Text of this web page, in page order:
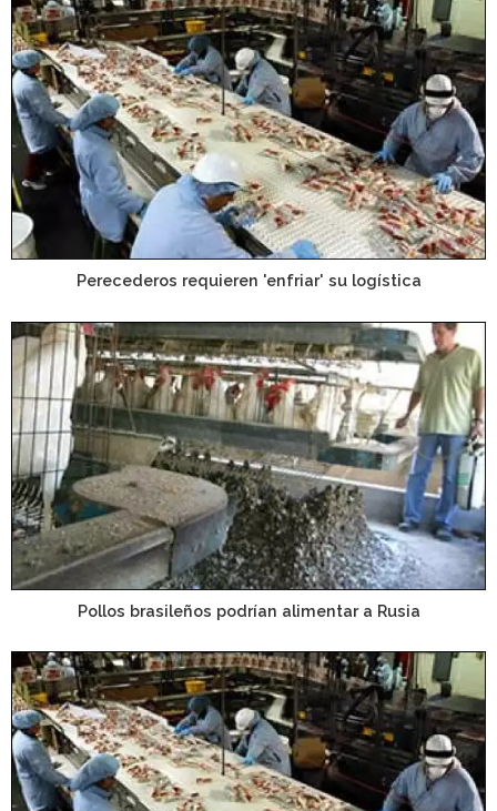
Perecederos requieren 'enfriar' su logística
Pollos brasileños podrían alimentar a Rusia